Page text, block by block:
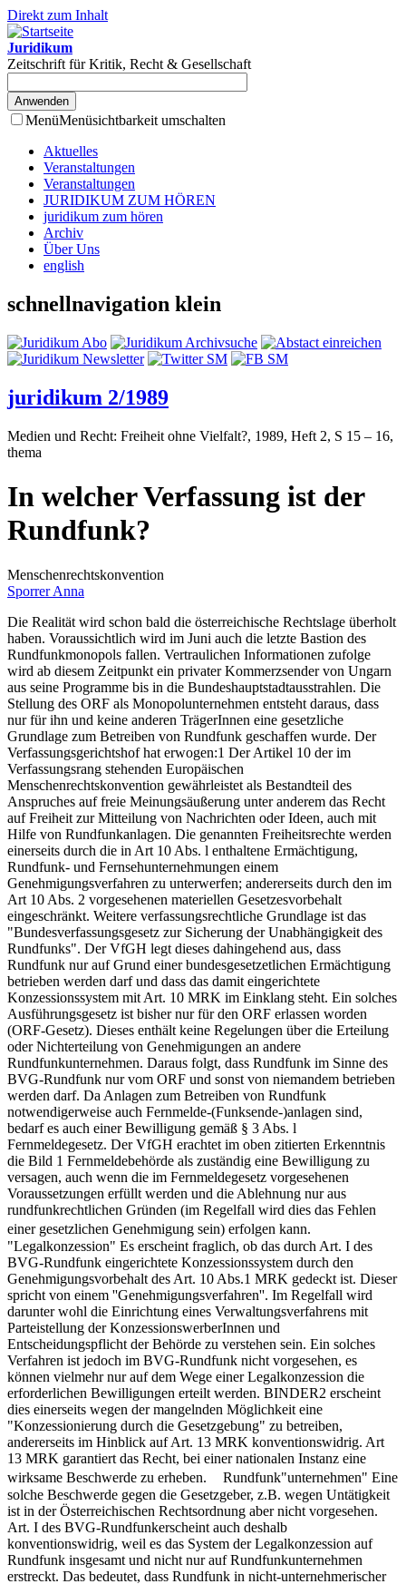
Direkt zum Inhalt
Juridikum
Zeitschrift für Kritik, Recht & Gesellschaft
MenüMenüsichtbarkeit umschalten
Aktuelles
Veranstaltungen
Veranstaltungen
JURIDIKUM ZUM HÖREN
juridikum zum hören
Archiv
Über Uns
english
schnellnavigation klein
juridikum 2/1989
Medien und Recht: Freiheit ohne Vielfalt?, 1989, Heft 2, S 15 – 16,
thema
In welcher Verfassung ist der
Rundfunk?
Menschenrechtskonvention
Sporrer Anna
Die Realität wird schon bald die österreichische Rechtslage überholt
haben. Voraussichtlich wird im Juni auch die letzte Bastion des
Rundfunkmonopols fallen. Vertraulichen Informationen zufolge
wird ab diesem Zeitpunkt ein privater Kommerzsender von Ungarn
aus seine Programme bis in die Bundeshauptstadtausstrahlen. Die
Stellung des ORF als Monopolunternehmen entsteht daraus, dass
nur für ihn und keine anderen TrägerInnen eine gesetzliche
Grundlage zum Betreiben von Rundfunk geschaffen wurde. Der
Verfassungsgerichtshof hat erwogen:1 Der Artikel 10 der im
Verfassungsrang stehenden Europäischen
Menschenrechtskonvention gewährleistet als Bestandteil des
Anspruches auf freie Meinungsäußerung unter anderem das Recht
auf Freiheit zur Mitteilung von Nachrichten oder Ideen, auch mit
Hilfe von Rundfunkanlagen. Die genannten Freiheitsrechte werden
einerseits durch die in Art 10 Abs. l enthaltene Ermächtigung,
Rundfunk- und Fernsehunternehmungen einem
Genehmigungsverfahren zu unterwerfen; andererseits durch den im
Art 10 Abs. 2 vorgesehenen materiellen Gesetzesvorbehalt
eingeschränkt. Weitere verfassungsrechtliche Grundlage ist das
"Bundesverfassungsgesetz zur Sicherung der Unabhängigkeit des
Rundfunks". Der VfGH legt dieses dahingehend aus, dass
Rundfunk nur auf Grund einer bundesgesetzetlichen Ermächtigung
betrieben werden darf und dass das damit eingerichtete
Konzessionssystem mit Art. 10 MRK im Einklang steht. Ein solches
Ausführungsgesetz ist bisher nur für den ORF erlassen worden
(ORF-Gesetz). Dieses enthält keine Regelungen über die Erteilung
oder Nichterteilung von Genehmigungen an andere
Rundfunkunternehmen. Daraus folgt, dass Rundfunk im Sinne des
BVG-Rundfunk nur vom ORF und sonst von niemandem betrieben
werden darf. Da Anlagen zum Betreiben von Rundfunk
notwendigerweise auch Fernmelde-(Funksende-)anlagen sind,
bedarf es auch einer Bewilligung gemäß § 3 Abs. l
Fernmeldegesetz. Der VfGH erachtet im oben zitierten Erkenntnis
die Bild 1 Fernmeldebehörde als zuständig eine Bewilligung zu
versagen, auch wenn die im Fernmeldegesetz vorgesehenen
Voraussetzungen erfüllt werden und die Ablehnung nur aus
rundfunkrechtlichen Gründen (im Regelfall wird dies das Fehlen
einer gesetzlichen Genehmigung sein) erfolgen kann.
"Legalkonzession" Es erscheint fraglich, ob das durch Art. I des
BVG-Rundfunk eingerichtete Konzessionssystem durch den
Genehmigungsvorbehalt des Art. 10 Abs.1 MRK gedeckt ist. Dieser
spricht von einem ''Genehmigungsverfahren''. Im Regelfall wird
darunter wohl die Einrichtung eines Verwaltungsverfahrens mit
Parteistellung der KonzessionswerberInnen und
Entscheidungspflicht der Behörde zu verstehen sein. Ein solches
Verfahren ist jedoch im BVG-Rundfunk nicht vorgesehen, es
können vielmehr nur auf dem Wege einer Legalkonzession die
erforderlichen Bewilligungen erteilt werden. BINDER2 erscheint
dies einerseits wegen der mangelnden Möglichkeit eine
"Konzessionierung durch die Gesetzgebung" zu betreiben,
andererseits im Hinblick auf Art. 13 MRK konventionswidrig. Art
13 MRK garantiert das Recht, bei einer nationalen Instanz eine
wirksame Beschwerde zu erheben. Rundfunk"unternehmen" Eine
solche Beschwerde gegen die Gesetzgeber, z.B. wegen Untätigkeit
ist in der Österreichischen Rechtsordnung aber nicht vorgesehen.
Art. I des BVG-Rundfunkerscheint auch deshalb
konventionswidrig, weil es das System der Legalkonzession auf
Rundfunk insgesamt und nicht nur auf Rundfunkunternehmen
erstreckt. Das bedeutet, dass Rundfunk in nicht-unternehmerischer